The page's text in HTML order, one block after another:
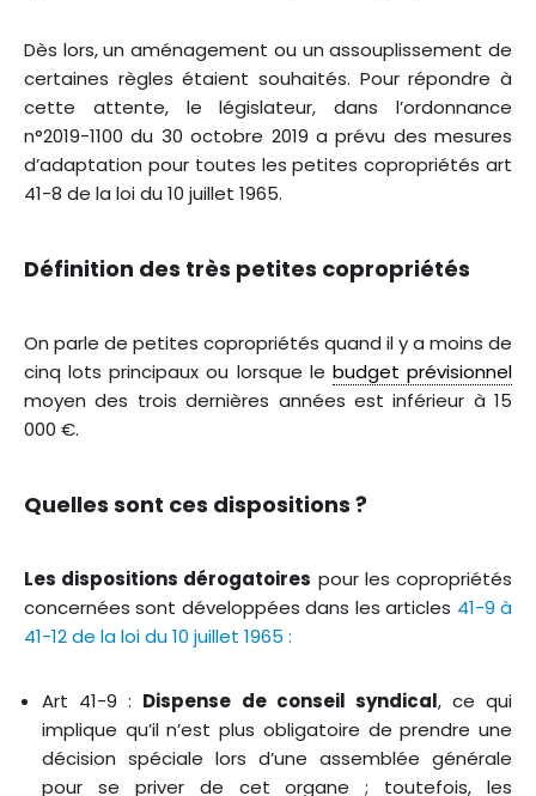
Dès lors, un aménagement ou un assouplissement de
certaines règles étaient souhaités. Pour répondre à
cette attente, le législateur, dans l’ordonnance
n°2019-1100 du 30 octobre 2019 a prévu des mesures
d’adaptation pour toutes les petites copropriétés art
41-8 de la loi du 10 juillet 1965.
Définition des très petites copropriétés
On parle de petites copropriétés quand il y a moins de
cinq lots principaux ou lorsque le budget prévisionnel
moyen des trois dernières années est inférieur à 15
000 €.
Quelles sont ces dispositions ?
Les dispositions dérogatoires pour les copropriétés
concernées sont développées dans les articles 41-9 à
41-12 de la loi du 10 juillet 1965 :
Art 41-9 : Dispense de conseil syndical, ce qui
implique qu’il n’est plus obligatoire de prendre une
décision spéciale lors d’une assemblée générale
pour se priver de cet organe ; toutefois, les